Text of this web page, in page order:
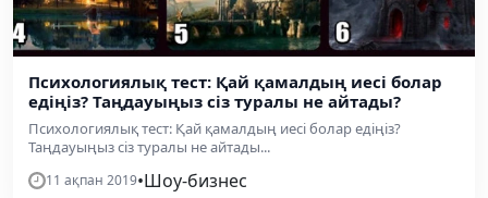
Психологиялық тест: Қай қамалдың иесі болар
едіңіз? Таңдауыңыз сіз туралы не айтады?
Психологиялық тест: Қай қамалдың иесі болар едіңіз?
Таңдауыңыз сіз туралы не айтады...
11 ақпан 2019•Шоу-бизнес